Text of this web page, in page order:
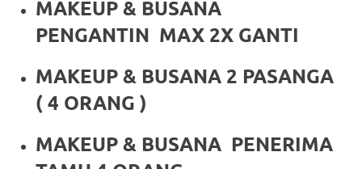
imitation
wonderful
gift
MAKEUP & BUSANA
PENGANTIN MAX 2X GANTI
MAKEUP & BUSANA 2 PASANGA
( 4 ORANG )
MAKEUP & BUSANA PENERIMA